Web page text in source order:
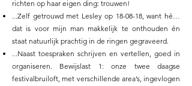
richten op haar eigen ding: trouwen!
...Zelf getrouwd met Lesley op 18-08-18, want hé…
dat is voor mijn man makkelijk te onthouden én
staat natuurlijk prachtig in de ringen gegraveerd.
...Naast toespraken schrijven en vertellen, goed in
organiseren. Bewijslast 1: onze twee daagse
festivalbruiloft, met verschillende area’s, ingevlogen